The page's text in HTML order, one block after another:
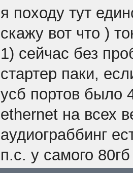
я походу тут
скажу вот что )
1) сейчас без
стартер паки,
усб портов было
ethernet на всех
аудиограббинг
п.с. у самого